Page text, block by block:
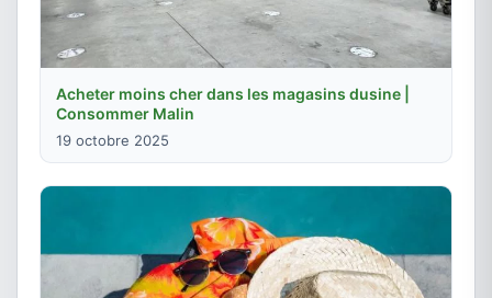
Acheter moins cher dans les magasins dusine |
Consommer Malin
19 octobre 2025